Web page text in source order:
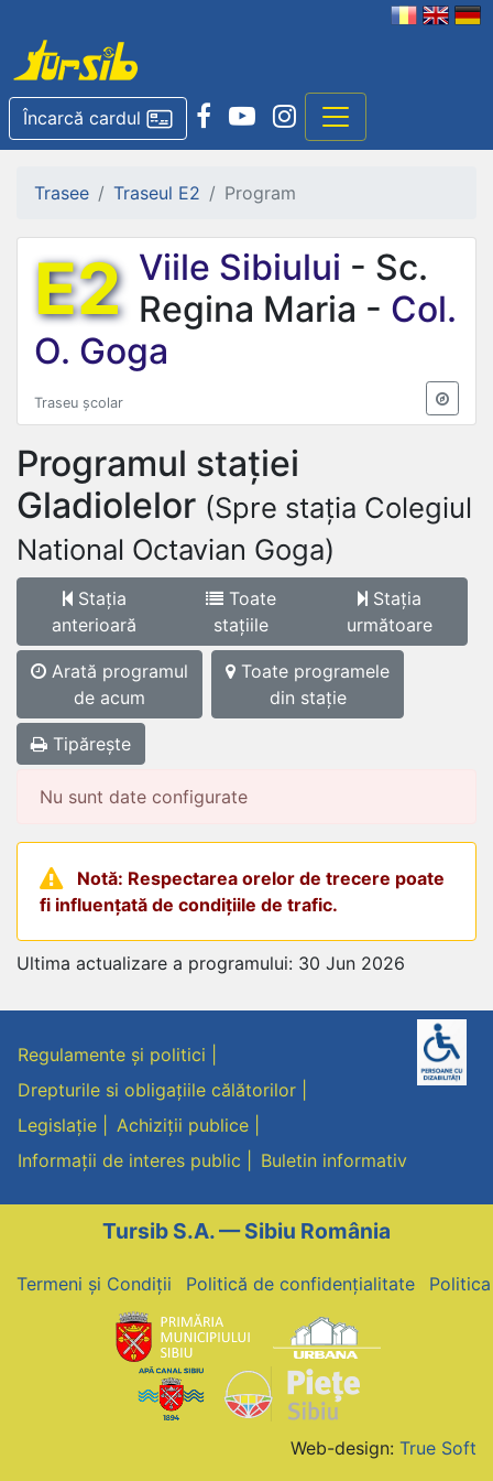
Încarcă cardul
Trasee Traseul E2 Program
E2 Viile Sibiului - Sc.
Regina Maria - Col.
O. Goga
Traseu școlar
Programul stației
Gladiolelor (Spre stația Colegiul
National Octavian Goga)
Stația
anterioară
Toate
stațiile
Stația
următoare
Arată programul
de acum
Toate programele
din stație
Tipărește
Nu sunt date configurate
Notă: Respectarea orelor de trecere poate
fi influențată de condițiile de trafic.
Ultima actualizare a programului: 30 Jun 2026
Regulamente și politici
Drepturile si obligațiile călătorilor
Legislație
Achiziții publice
Informații de interes public
Buletin informativ
Tursib S.A. — Sibiu România
Termeni și Condiții Politică de confidențialitate
Web-design: True Soft